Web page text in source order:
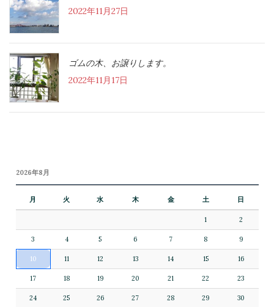
2022年11月27日
ゴムの木、お譲りします。
2022年11月17日
2026年8月
月 火 水 木 金 土 日
1 2
3 4 5 6 7 8 9
10 11 12 13 14 15 16
17 18 19 20 21 22 23
24 25 26 27 28 29 30